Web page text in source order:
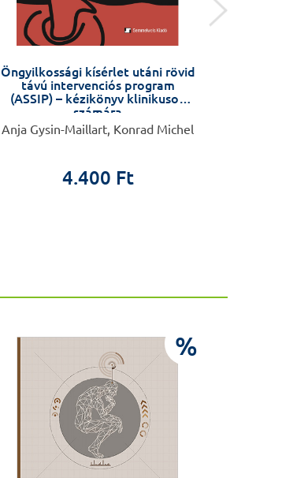
Öngyilkossági kísérlet utáni rövid
távú intervenciós program
(ASSIP) – kézikönyv klinikusok
számára
Anja Gysin-Maillart, Konrad Michel
4.400 Ft
%